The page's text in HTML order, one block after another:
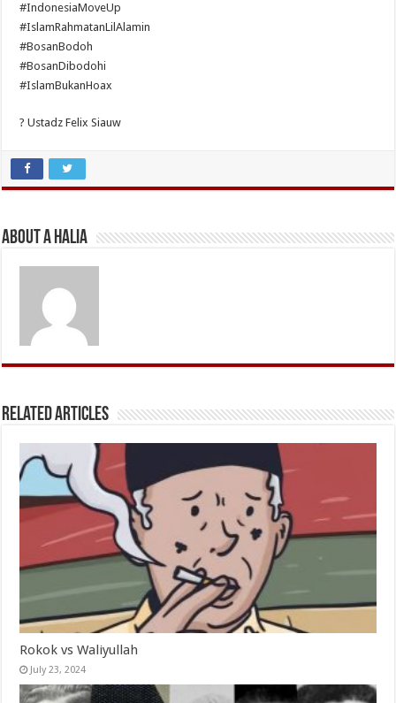
#IndonesiaMoveUp
#IslamRahmatanLilAlamin
#BosanBodoh
#BosanDibodohi
#IslamBukanHoax
? Ustadz Felix Siauw
About A Halia
Related Articles
Rokok vs Waliyullah
July 23, 2024